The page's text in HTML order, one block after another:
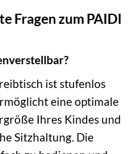
Fragen zum PAIDI
ist stufenlos
eine optimale
Ihres Kindes und
Sitzhaltung. Die